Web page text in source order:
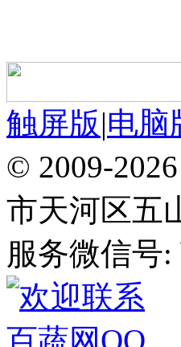
触屏版|电脑
© 2009-
市天河区五
服务微信号: